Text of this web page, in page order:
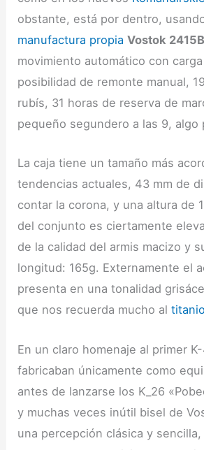
obstante, está por dentro,
manufactura propia Vostok
movimiento automático con
posibilidad de remonte manual,
rubís, 31 horas de reserva de
pequeño segundero a las 9, algo
La caja tiene un tamaño más
tendencias actuales, 43 mm de
contar la corona, y una altura de
del conjunto es ciertamente
de la calidad del armis macizo y
longitud: 165g. Externamente el
presenta en una tonalidad
que nos recuerda mucho altitanio
En un claro homenaje al primer
fabricaban únicamente como
antes de lanzarse los K_26
y muchas veces inútil bisel de
una percepción clásica y